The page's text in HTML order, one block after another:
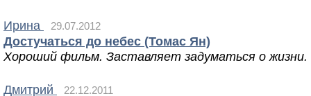
Ирина 29.07.2012
Достучаться до небес (Томас Ян)
Хороший фильм. Заставляет задуматься о жизни.
Дмитрий 22.12.2011